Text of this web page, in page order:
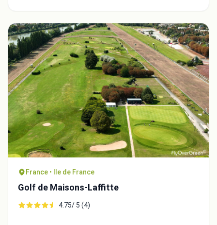
France • Ile de France
Golf de Maisons-Laffitte
4.75/ 5 (4)